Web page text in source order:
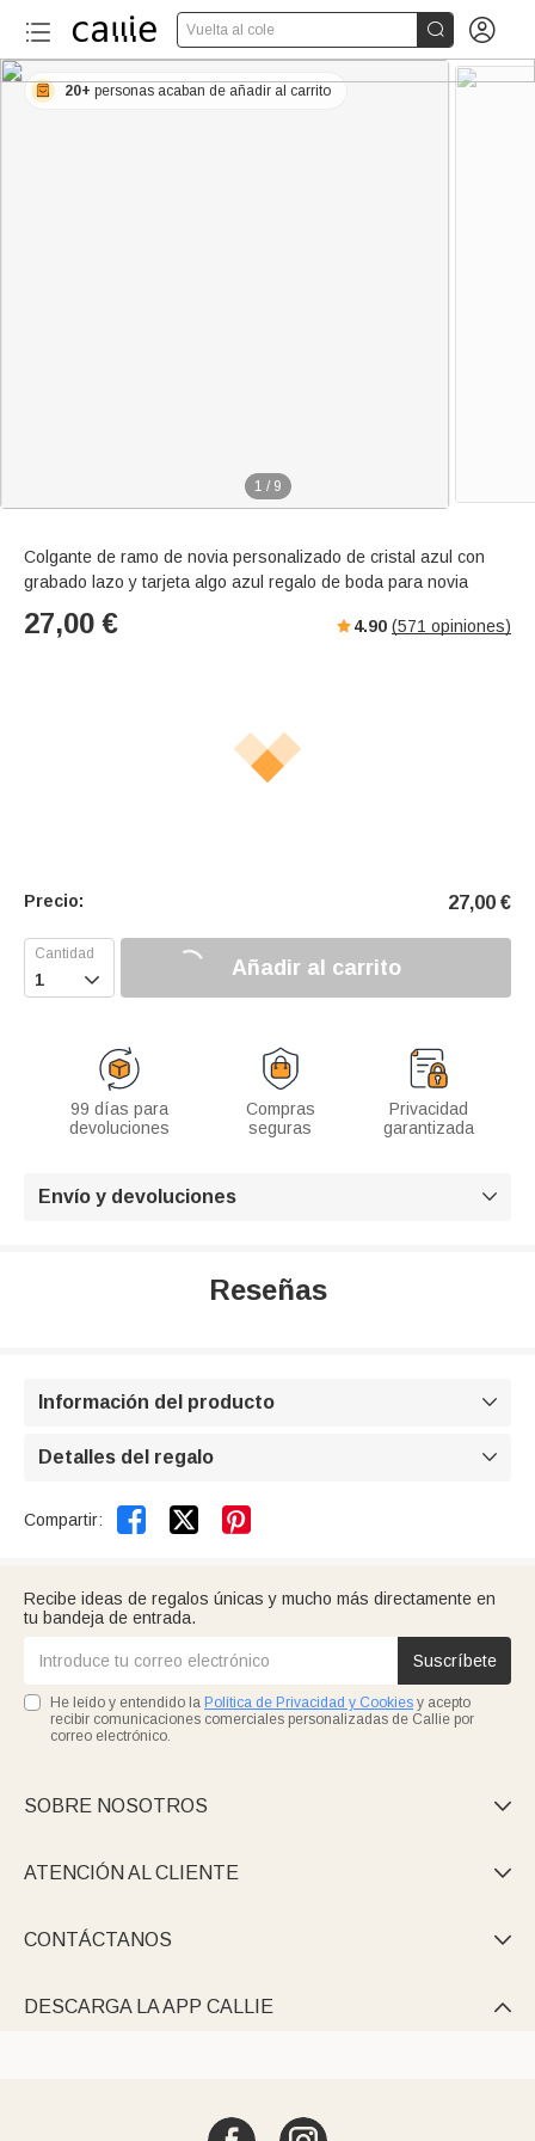
Vuelta al cole  
1 / 9
20+ personas acaban de añadir al carrito
Colgante de ramo de novia personalizado de cristal azul con
grabado lazo y tarjeta algo azul regalo de boda para novia
27,00 € 4.90 (571 opiniones)
Precio: 27,00 €
 Añadir al carrito
99 días para
devoluciones
Compras
seguras
Privacidad
garantizada
Envío y devoluciones 
Reseñas
Información del producto 
Detalles del regalo 
Compartir:  
Recibe ideas de regalos únicas y mucho más directamente en
tu bandeja de entrada.
Suscríbete
He leído y entendido la Política de Privacidad y Cookies y acepto
recibir comunicaciones comerciales personalizadas de Callie por
correo electrónico.
SOBRE NOSOTROS 
ATENCIÓN AL CLIENTE 
CONTÁCTANOS 
DESCARGA LA APP CALLIE 